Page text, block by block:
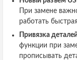
При замене
работать
Привязка
функции при
прописывать